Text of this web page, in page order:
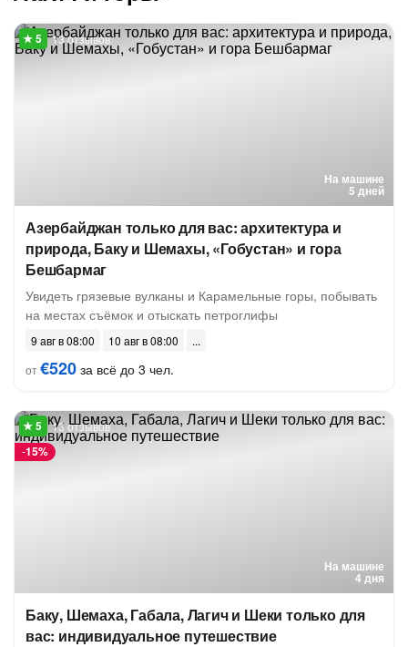
На машине
5 дней
13 отзывов
Азербайджан только для вас: архитектура и
природа, Баку и Шемахы, «Гобустан» и гора
Бешбармаг
Увидеть грязевые вулканы и Карамельные горы, побывать
на местах съёмок и отыскать петроглифы
9 авг в 08:00
10 авг в 08:00
от€520 за всё до 3 чел.
На машине
4 дня
-15%
13 отзывов
Баку, Шемаха, Габала, Лагич и Шеки только для
вас: индивидуальное путешествие